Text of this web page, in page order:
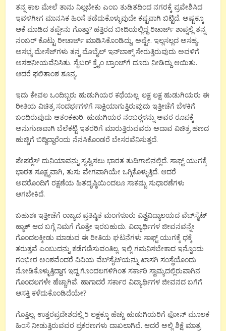
ತನ್ನ ಕಾಲ ಮೇಲೆ ತಾನು ನಿಲ್ಲಬೇಕು ಎಂಬ ತುಡಿತದಿಂದ ನಗರಕ್ಕೆ ಪ್ರವೇಶಿಸಿದ
ಇವಳಿಗೀಗ ಮಾನಸಿಕ ಹಿಂಸೆ ತಡೆದುಕೊಳ್ಳುವುದೇ ಕಷ್ಟವಾಗಿ ಬಿಟ್ಟಿದೆ. ಅಷ್ಟಕ್ಕೂ
ಆಕೆ ಮಾಡಿದ ತಪ್ಪೇನು ಗೊತ್ತಾ? ಹತ್ತಿರದ ಬೀದಿಯಲ್ಲಿದ್ದ ರಿಚಾರ್ಜ್ ಶಾಪ್ನಲ್ಲಿ ತನ್ನ
ನಂಬರ್ ಕೊಟ್ಟು ರೀಚಾರ್ಜ್ ಮಾಡಿಸಿಕೊಂಡಿದ್ದು. ಅಷ್ಟೇ. ಇಲ್ಲಸಲ್ಲದ ಅಸಹ್ಯ,
ಅಸಭ್ಯ ಮೇಸೆಜ್‍ಗಳು ತನ್ನ ಮೊಬೈಲ್ ಇನ್‍ಬಾಕ್ಸ್ ಸೇರುತ್ತಿರುವುದು ಅವಳಿಗೆ
ಅಸಹನೀಯವೆನಿಸಿತು. ಸೈಬರ್ ಕ್ರೈಂ ಬ್ರಾಂಚ್‍ಗೆ ದೂರು ನೀಡಿದ್ದು ಆಯಿತು.
ಆದರೆ ಫಲಿತಾಂಶ ಶೂನ್ಯ.
ಇದು ಕೇವಲ ಒಂದಿಬ್ಬರು ಹುಡುಗಿಯರ ಕಥೆಯಲ್ಲ. ಲಕ್ಷ ಲಕ್ಷ ಹುಡುಗಿಯರು ಈ
ರೀತಿಯ ವಿಚಿತ್ರ ಸಂದರ್ಭಗಳಿಗೆ ಸಾಕ್ಷಿಯಾಗುತ್ತಿರುವುದು ಇತ್ತೀಚೆಗೆ ಬೆಳಕಿಗೆ
ಬಂದಿರುವುದು ಆತಂಕಕಾರಿ. ಹುಡುಗಿಯರ ನಂಬರ್‍ಗಳನ್ನು ಅವರ ರೂಪಕ್ಕೆ
ಅನುಗುಣವಾಗಿ ಬೆಲೆಕಟ್ಟಿ ಇತರರಿಗೆ ಮಾರುತ್ತಿರುವವರು ಅದಾವ ವಿಚಿತ್ರ ಹಣದ
ಹುಚ್ಚಿಗೆ ಬಿದ್ದಿದ್ದಾರೆಂದು ನೆನಸಿಕೊಂಡರೆ ಬೇಸರವೆನಿಸುತ್ತದೆ.
ಪೇಪರ್‍ಲೆಸ್ ದುನಿಯಾವನ್ನು ಸೃಷ್ಟಿಸಲು ಭಾರತ ತುದಿಗಾಲಿನಲ್ಲಿದೆ. ಸಾಫ್ಟ್ ಯುಗಕ್ಕೆ
ಭಾರತ ಸೂಕ್ಷ್ಮವಾಗಿ, ತುಸು ವೇಗವಾಗಿಯೇ ಒಗ್ಗಿಕೊಳ್ಳುತ್ತಿದೆ. ಆದರೆ
ಅದರೊಂದಿಗೆ ರಕ್ಷಣೆಯ ಹಿತದೃಷ್ಠಿಯಿಂದಲೂ ಸಾಕಷ್ಟು ಸುಧಾರಣೆಗಳು
ಆಗಬೇಕಿದೆ.
ಬಹುಶಃ ಇತ್ತೀಚೆಗೆ ರಾಜ್ಯದ ಪ್ರತಿಷ್ಠಿತ ಮಂಗಳೂರು ವಿಶ್ವವಿದ್ಯಾಲಯದ ವೆಬ್‍ಸೈಟ್
ಹ್ಯಾಕ್ ಆದ ಬಗ್ಗೆ ನಿಮಗೆ ಗೊತ್ತೇ ಇರಬಹುದು. ವಿದ್ಯಾರ್ಥಿಗಳ ಜೀವನವನ್ನೇ
ಗೊಂದಲಕ್ಕೀಡು ಮಾಡುವ ಈ ರೀತಿಯ ಘಟನೆಗಳು ಸಾಫ್ಟ್ ಯುಗಕ್ಕೆ ಧಕ್ಕೆ
ತರುತ್ತವೆ ಎಂಬುದನ್ನು ಕಡೆಗಣಿಸುವಂತಿಲ್ಲ. ಇಲ್ಲಿ ಗಮನಿಸಬೇಕಾದ ಇನ್ನೊಂದು
ಗಂಭೀರ ಅಂಶವೆಂದರೆ ವಿವಿಯ ವೆಬ್‍ಸೈಟ್‍ಯನ್ನು ಖಾಸಗಿ ಸಂಸ್ಥೆಯೊಂದು
ನೋಡಿಕೊಳ್ಳುತ್ತಿದ್ದಾಗ ಇದ್ದ ಗೊಂದಲಗಳಿಗಿಂತ ಸರ್ಕಾರಿ ಸ್ವಾಮ್ಯದಲ್ಲಿರುವಾಗಿನ
ಗೊಂದಲಗಳೇ ಹೆಚ್ಚಾಗಿವೆ. ಹಾಗಾದರೆ ಸರ್ಕಾರ ವಿದ್ಯಾರ್ಥಿಗಳ ಜೀವನದ ಬಗೆಗೆ
ಆಸಕ್ತಿ ಕಳೆದುಕೊಂಡಿದೆಯೇ?
ಗೊತ್ತಿಲ್ಲ. ಉತ್ತರಪ್ರದೇಶದಲ್ಲಿ 5 ಲಕ್ಷಕ್ಕೂ ಹೆಚ್ಚು ಹುಡುಗಿಯರಿಗೆ ಫೋನ್ ಮೂಲಕ
ಹಿಂಸೆ ನೀಡುತ್ತಿರುವವರ ಪ್ರಕರಣಗಳು ದಾಖಲಾಗಿವೆ. ಆದರೆ ಅಲ್ಲಿ ಶಿಕ್ಷೆ ಮಾತ್ರ